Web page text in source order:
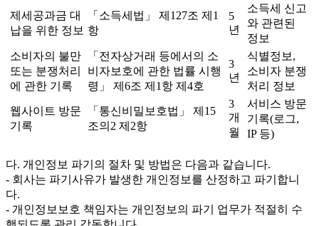
제세공과금 대
납을 위한 정보
「소득세법」 제127조 제1
항
5
년
소득세 신고
와 관련된
정보
소비자의 불만
또는 분쟁처리
에 관한 기록
「전자상거래 등에서의 소
비자보호에 관한 법률 시행
령」 제6조 제1항 제4호
3
년
식별정보,
소비자 분쟁
처리 정보
웹사이트 방문
기록
「통신비밀보호법」 제15
조의2 제2항
3
개
월
서비스 방문
기록(로그,
IP 등)
다. 개인정보 파기의 절차 및 방법은 다음과 같습니다.
- 회사는 파기사유가 발생한 개인정보를 산정하고 파기합니
다.
- 개인정보보호 책임자는 개인정보의 파기 업무가 적절히 수